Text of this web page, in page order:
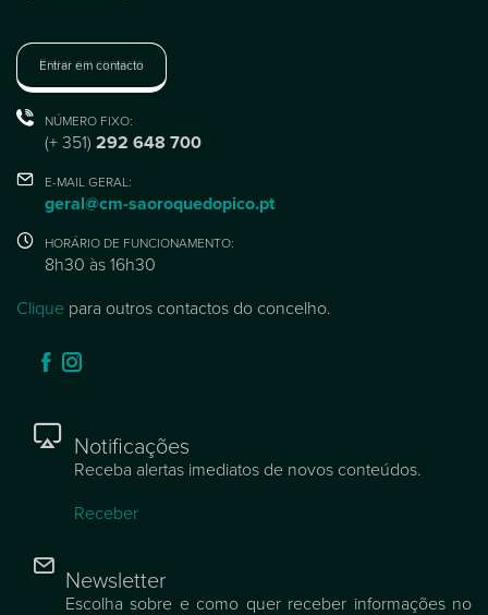
Entrar em contacto
NÚMERO FIXO:
(+ 351) 292 648 700
E-MAIL GERAL:
geral@cm-saoroquedopico.pt
HORÁRIO DE FUNCIONAMENTO:
8h30 às 16h30
Clique para outros contactos do concelho.
Notificações
Receba alertas imediatos de novos conteúdos.
Receber
Newsletter
Escolha sobre e como quer receber informações no